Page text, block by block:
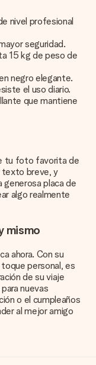
nivel profesional
seguridad.
15 kg de peso de
negro elegante.
el uso diario.
que mantiene
tu foto favorita de
texto breve, y
placa de
algo realmente
mismo
ahora. Con su
personal, es
de su viaje
nuevas
o el cumpleaños
al mejor amigo